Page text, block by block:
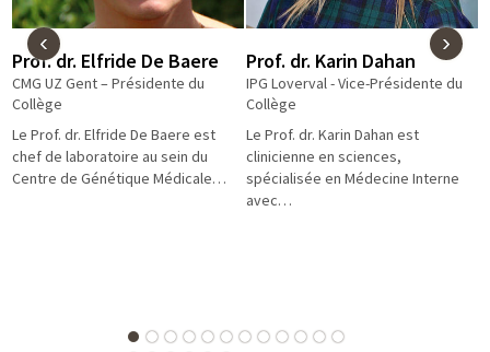
Prof. dr. Elfride De Baere
CMG UZ Gent – Présidente du
Collège
Le Prof. dr. Elfride De Baere est
chef de laboratoire au sein du
Centre de Génétique Médicale…
Prof. dr. Karin Dahan
IPG Loverval - Vice-Présidente du
Collège
Le Prof. dr. Karin Dahan est
clinicienne en sciences,
spécialisée en Médecine Interne
avec…
‹ ›